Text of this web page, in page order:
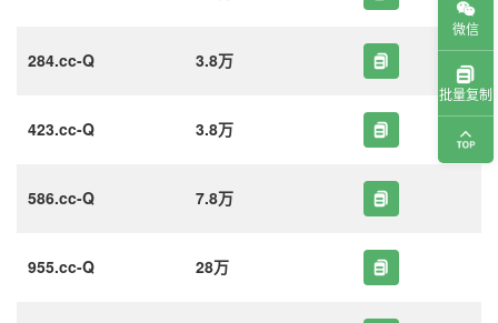
284.cc-Q 3.8万
423.cc-Q 3.8万
586.cc-Q 7.8万
955.cc-Q 28万
微信
批量复制